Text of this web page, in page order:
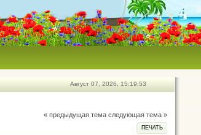
Август 07, 2026, 15:19:53
« предыдущая тема следующая тема »
ПЕЧАТЬ